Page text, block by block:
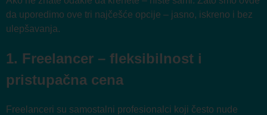
da uporedimo ove tri najčešće opcije – jasno, iskreno i bez
ulepšavanja.
1. Freelancer – fleksibilnost i
pristupačna cena
Freelanceri su samostalni profesionalci koji često nude